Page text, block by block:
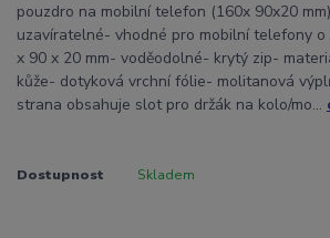
pouzdro na mobilní telefon (160x 90x20
uzavíratelné- vhodné pro mobilní telefony o
x 90 x 20 mm- voděodolné- krytý zip-
kůže- dotyková vrchní fólie- molitanová
strana obsahuje slot pro držák na kolo/mo...
Dostupnost Skladem